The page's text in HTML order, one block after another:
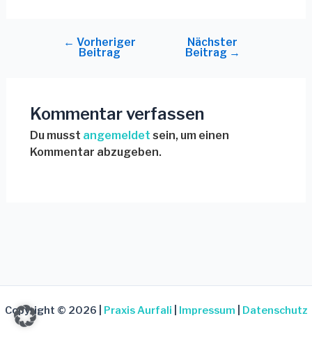
← Vorheriger
Beitrag
Nächster
Beitrag →
Kommentar verfassen
Du musst angemeldet sein, um einen
Kommentar abzugeben.
Copyright © 2026 | Praxis Aurfali Impressum Datenschutz